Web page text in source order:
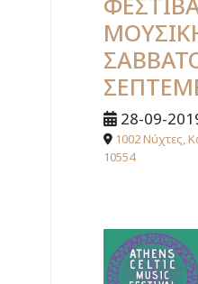
28-09-
1002 Νύχτες,
10554